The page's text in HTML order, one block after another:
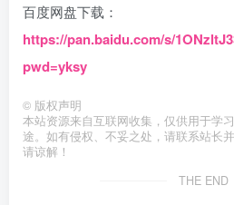
百度网盘下载：
https://pan.baidu.com/s/
pwd=yksy
© 版权声明
本站资源来自互联网收集，仅供用于学
途。如有侵权、不妥之处，请联系站长
请谅解！
THE END